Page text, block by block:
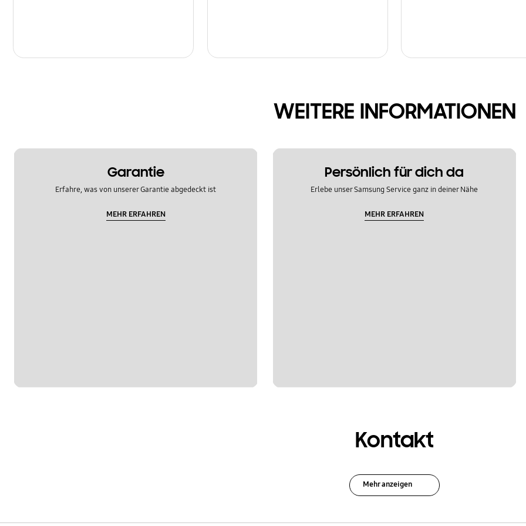
WEITERE INFORMATIONEN
Garantie
Erfahre, was von unserer Garantie abgedeckt ist
MEHR ERFAHREN
Persönlich für dich da
Erlebe unser Samsung Service ganz in deiner Nähe
MEHR ERFAHREN
Kontakt
Mehr anzeigen